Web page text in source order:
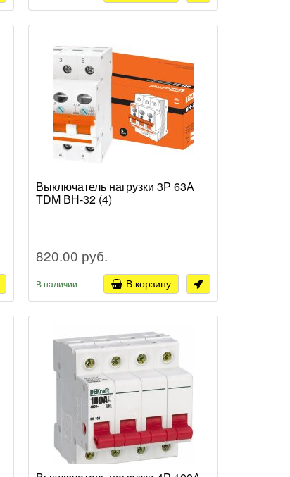
Выключатель нагрузки 3Р 63А
TDM ВН-32 (4)
820.00 руб.
В наличии В корзину